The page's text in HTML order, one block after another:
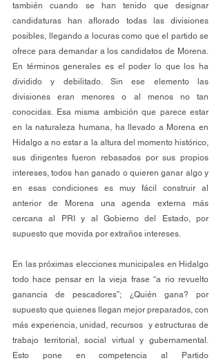
también cuando se han tenido que designar
candidaturas han aflorado todas las divisiones
posibles, llegando a locuras como que el partido se
ofrece para demandar a los candidatos de Morena.
En términos generales es el poder lo que los ha
dividido y debilitado. Sin ese elemento las
divisiones eran menores o al menos no tan
conocidas. Esa misma ambición que parece estar
en la naturaleza humana, ha llevado a Morena en
Hidalgo a no estar a la altura del momento histórico,
sus dirigentes fueron rebasados por sus propios
intereses, todos han ganado o quieren ganar algo y
en esas condiciones es muy fácil construir al
anterior de Morena una agenda externa más
cercana al PRI y al Gobierno del Estado, por
supuesto que movida por extraños intereses.
En las próximas elecciones municipales en Hidalgo
todo hace pensar en la vieja frase “a rio revuelto
ganancia de pescadores”; ¿Quién gana? por
supuesto que quienes llegan mejor preparados, con
más experiencia, unidad, recursos  y estructuras de
trabajo territorial, social virtual y gubernamental.
Esto pone en competencia al Partido